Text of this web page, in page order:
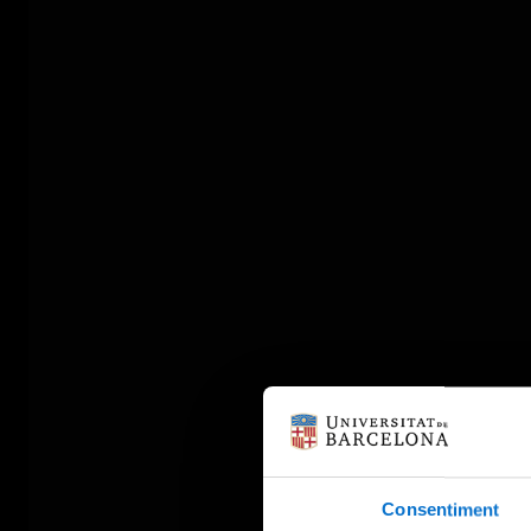
Consentiment